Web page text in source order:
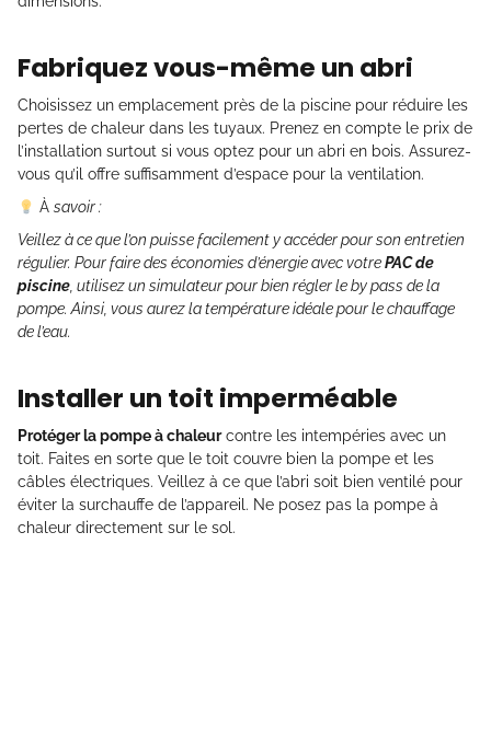
Fabriquez vous-même un abri
Choisissez un emplacement près de la piscine pour réduire les
pertes de chaleur dans les tuyaux. Prenez en compte le prix de
l’installation surtout si vous optez pour un abri en bois. Assurez-
vous qu’il offre suffisamment d’espace pour la ventilation.
À savoir :
Veillez à ce que l’on puisse facilement y accéder pour son entretien
régulier. Pour faire des économies d’énergie avec votrePAC de
piscine, utilisez un simulateur pour bien régler le by pass de la
pompe. Ainsi, vous aurez la température idéale pour le chauffage
de l’eau.
Installer un toit imperméable
Protéger la pompe à chaleurcontre les intempéries avec un
toit. Faites en sorte que le toit couvre bien la pompe et les
câbles électriques. Veillez à ce que l’abri soit bien ventilé pour
éviter la surchauffe de l’appareil. Ne posez pas la pompe à
chaleur directement sur le sol.